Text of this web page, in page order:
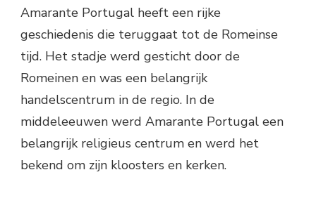
Amarante Portugal heeft een rijke
geschiedenis die teruggaat tot de Romeinse
tijd. Het stadje werd gesticht door de
Romeinen en was een belangrijk
handelscentrum in de regio. In de
middeleeuwen werd Amarante Portugal een
belangrijk religieus centrum en werd het
bekend om zijn kloosters en kerken.